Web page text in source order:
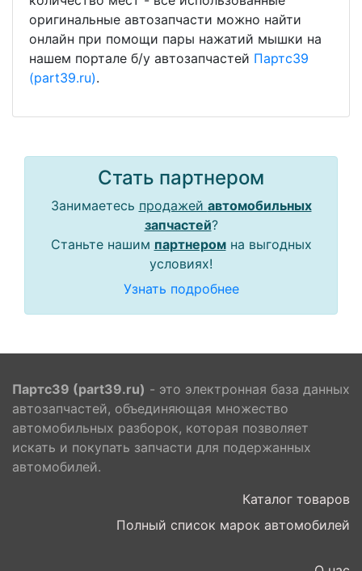
оригинальные автозапчасти можно найти
онлайн при помощи пары нажатий мышки на
нашем портале б/у автозапчастей Партс39
(part39.ru).
Стать партнером
Занимаетесь продажей автомобильных
запчастей?
Станьте нашим партнеромна выгодных
условиях!
Узнать подробнее
Партс39 (part39.ru) - это электронная база данных
автозапчастей, объединяющая множество
автомобильных разборок, которая позволяет
искать и покупать запчасти для подержанных
автомобилей.
Каталог товаров
Полный список марок автомобилей